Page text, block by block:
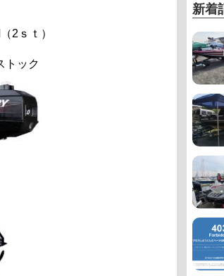
2ｓｔ）
トック
新着